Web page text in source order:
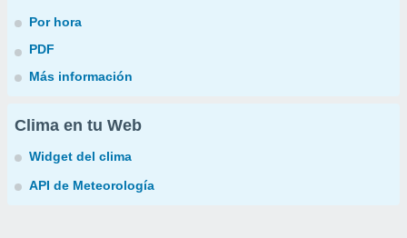
Por hora
PDF
Más información
Clima en tu Web
Widget del clima
API de Meteorología